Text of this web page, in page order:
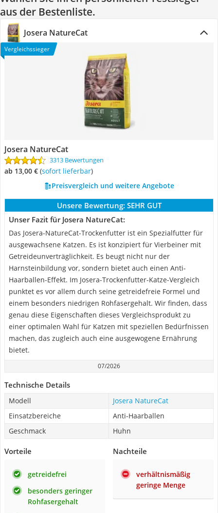
aus der Bestenliste.
Josera NatureCat
Vergleichssieger
Josera NatureCat
3313 Bewertungen
ab 13,00 € ( Sofort lieferbar)
Preisvergleich und weitere Angebote
Unsere Bewertung: SEHR GUT
Unser Fazit für Josera NatureCat:
Das Josera-NatureCat-Trockenfutter ist ein Spezialfutter für
ausgewachsene Katzen. Es ist konzipiert für Vierbeiner mit
Getreideunverträglichkeit. Es beugt nicht nur der
Harnsteinbildung vor, sondern bietet auch einen Anti-
Haarballen-Effekt. Im Josera-Trockenfutter-Katze-Vergleich
punktet es vor allem durch seine getreidefreie Formel und
einem besonders niedrigen Rohfasergehalt. Wir finden, dass
genau diese Eigenschaften dieses Vergleichsprodukt zu
einer optimalen Wahl für Katzen mit speziellen Bedürfnissen
machen, das zugleich auch eine ausgewogene Ernährung
bietet.
07/2026
Technische Details
Modell
Josera NatureCat
Einsatzbereiche
Anti-Haarballen
Geschmack
Huhn
Vorteile
getreidefrei
besonders geringer
Rohfasergehalt
Nachteile
verhältnismäßig
geringe Menge